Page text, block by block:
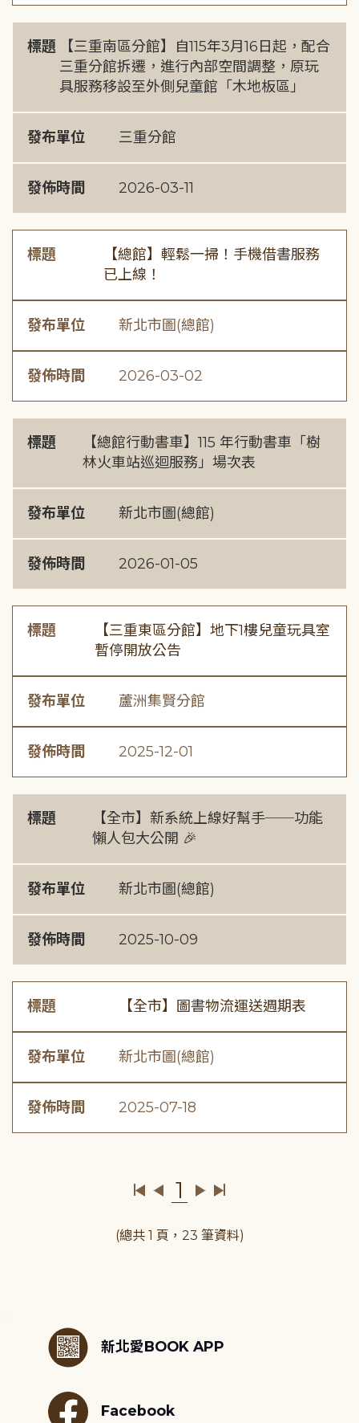
標題
【三重南區分館】自115年3月16日起，配合
三重分館拆遷，進行內部空間調整，原玩
具服務移設至外側兒童館「木地板區」
發布單位 三重分館
發佈時間 2026-03-11
標題
【總館】輕鬆一掃！手機借書服務
已上線！
發布單位 新北市圖(總館)
發佈時間 2026-03-02
標題
【總館行動書車】115 年行動書車「樹
林火車站巡迴服務」場次表
發布單位 新北市圖(總館)
發佈時間 2026-01-05
標題
【三重東區分館】地下1樓兒童玩具室
暫停開放公告
發布單位 蘆洲集賢分館
發佈時間 2025-12-01
標題
【全市】新系統上線好幫手──功能
懶人包大公開 🎉
發布單位 新北市圖(總館)
發佈時間 2025-10-09
標題 【全市】圖書物流運送週期表
發布單位 新北市圖(總館)
發佈時間 2025-07-18
1
(總共 1 頁，23 筆資料)
新北愛BOOK APP
Facebook